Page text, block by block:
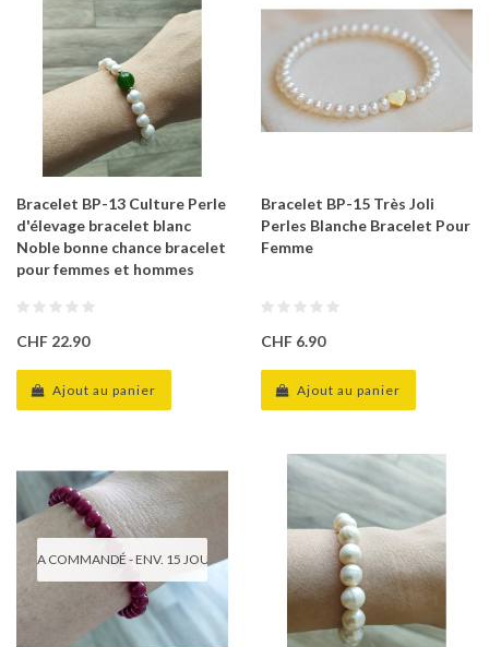
Bracelet BP-13 Culture Perle
d'élevage bracelet blanc
Noble bonne chance bracelet
pour femmes et hommes
CHF 22.90
Ajout au panier
Bracelet BP-15 Très Joli
Perles Blanche Bracelet Pour
Femme
CHF 6.90
Ajout au panier
A COMMANDÉ - ENV. 15 JOURS